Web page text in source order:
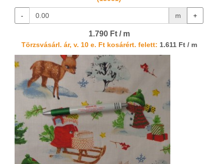
- m +
1.790 Ft / m
Törzsvásárl. ár, v. 10 e. Ft kosárért. felett: 1.611 Ft / m